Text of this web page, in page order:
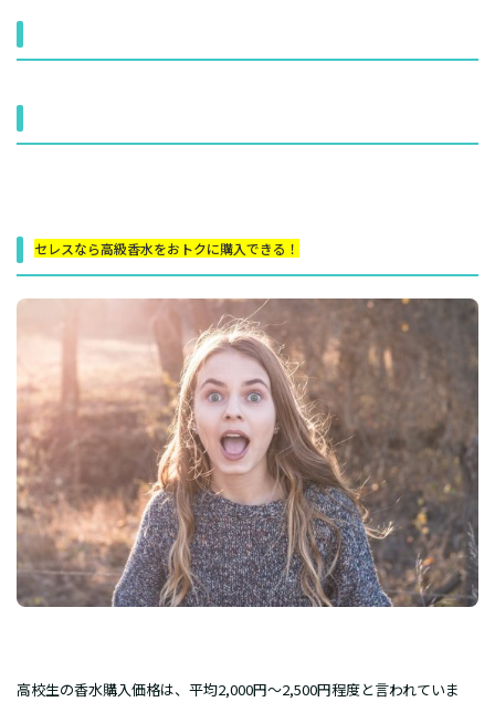
セレスなら高級香水をおトクに購入できる！
高校生の香水購入価格は、平均2,000円～2,500円程度と言われていま